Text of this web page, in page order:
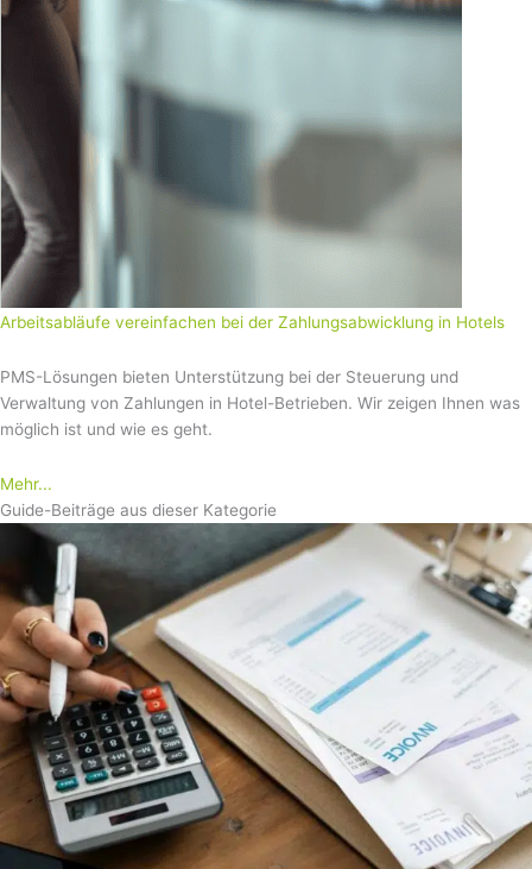
Arbeitsabläufe vereinfachen bei der Zahlungsabwicklung in Hotels
PMS-Lösungen bieten Unterstützung bei der Steuerung und
Verwaltung von Zahlungen in Hotel-Betrieben. Wir zeigen Ihnen was
möglich ist und wie es geht.
Mehr...
Guide-Beiträge aus dieser Kategorie